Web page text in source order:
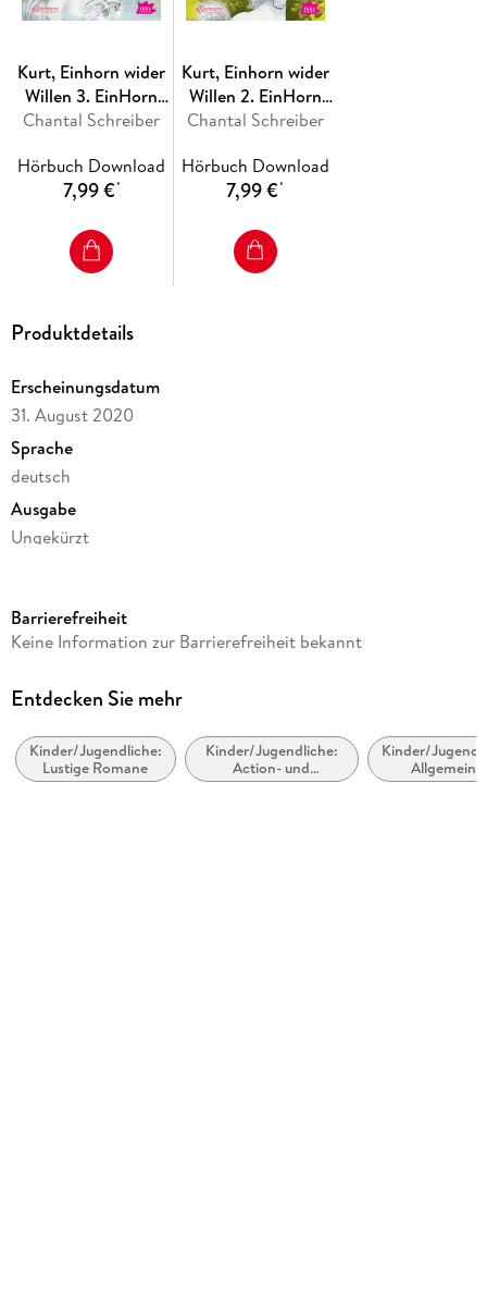
Kurt, Einhorn wider
Willen 3. EinHorn
eine Mission
Chantal Schreiber
Hörbuch Download
7,99 €*
Kurt, Einhorn wider
Willen 2. EinHorn
kommt selten allein
Chantal Schreiber
Hörbuch Download
7,99 €*
Produktdetails
Erscheinungsdatum
31. August 2020
Sprache
deutsch
Ausgabe
Ungekürzt
Laufzeit
Altersempfehlung
Reihe
Kurt, Einhorn wider Willen, 1
Barrierefreiheit
Keine Information zur Barrierefreiheit bekannt
Entdecken Sie mehr
Kinder/Jugendliche:
Lustige Romane
Kinder/Jugendliche:
Action- und
Abenteuergeschichten
Kinder/
Allgemeine
Interessen: